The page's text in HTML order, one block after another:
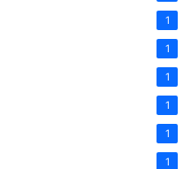
1
1
1
1
1
1